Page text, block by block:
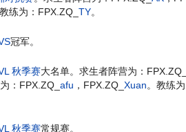
练为：FPX.ZQ_TY。
冠军。
秋季赛大名单。求生者阵营为：
：FPX.ZQ_afu ，FPX.ZQ_Xuan。教练
秋季赛常规赛。